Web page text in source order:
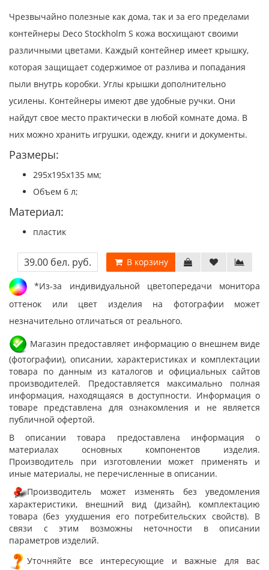
Чрезвычайно полезные как дома, так и за его пределами
контейнеры Deco Stockholm S кожа восхищают своими
различными цветами. Каждый контейнер имеет крышку,
которая защищает содержимое от разлива и попадания
пыли внутрь коробки. Углы крышки дополнительно
усилены. Контейнеры имеют две удобные ручки. Они
найдут свое место практически в любой комнате дома. В
них можно хранить игрушки, одежду, книги и документы.
Размеры:
295x195x135 мм;
Объем 6 л;
Материал:
пластик
39.00 бел. руб. В корзину
*Из-за индивидуальной цветопередачи монитора
оттенок или цвет изделия на фотографии может
незначительно отличаться от реального.
Магазин предоставляет информацию о внешнем виде
(фотографии), описании, характеристиках и комплектации
товара по данным из каталогов и официальных сайтов
производителей. Предоставляется максимально полная
информация, находящаяся в доступности. Информация о
товаре представлена для ознакомления и не является
публичной офертой.
В описании товара предоставлена информация о
материалах основных компонентов изделия.
Производитель при изготовлении может применять и
иные материалы, не перечисленные в описании.
Производитель может изменять без уведомления
характеристики, внешний вид (дизайн), комплектацию
товара (без ухудшения его потребительских свойств). В
связи с этим возможны неточности в описании
параметров изделий.
Уточняйте все интересующие и важные для вас